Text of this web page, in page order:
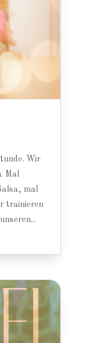
Wir
Mal
mal
trainieren